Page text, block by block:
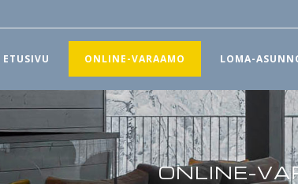
ETUSIVU ONLINE-VARAAMO LOMA-
ONLINE-